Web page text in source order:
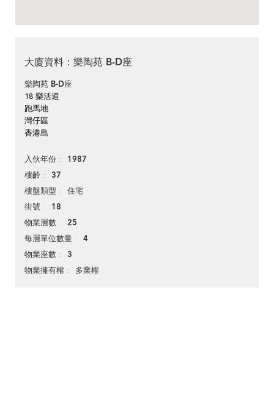
大廈資料：樂陶苑 B-D座
樂陶苑 B-D座
18 樂活道
跑馬地
灣仔區
香港島
入伙年份 1987
樓齡 37
樓盤類型 住宅
街號 18
物業層數 25
每層單位數量 4
物業座數 3
物業擁有權 多業權